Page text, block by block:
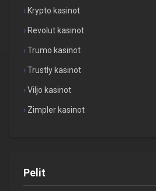
Krypto kasinot
Revolut kasinot
Trumo kasinot
Trustly kasinot
Viljo kasinot
Zimpler kasinot
Pelit